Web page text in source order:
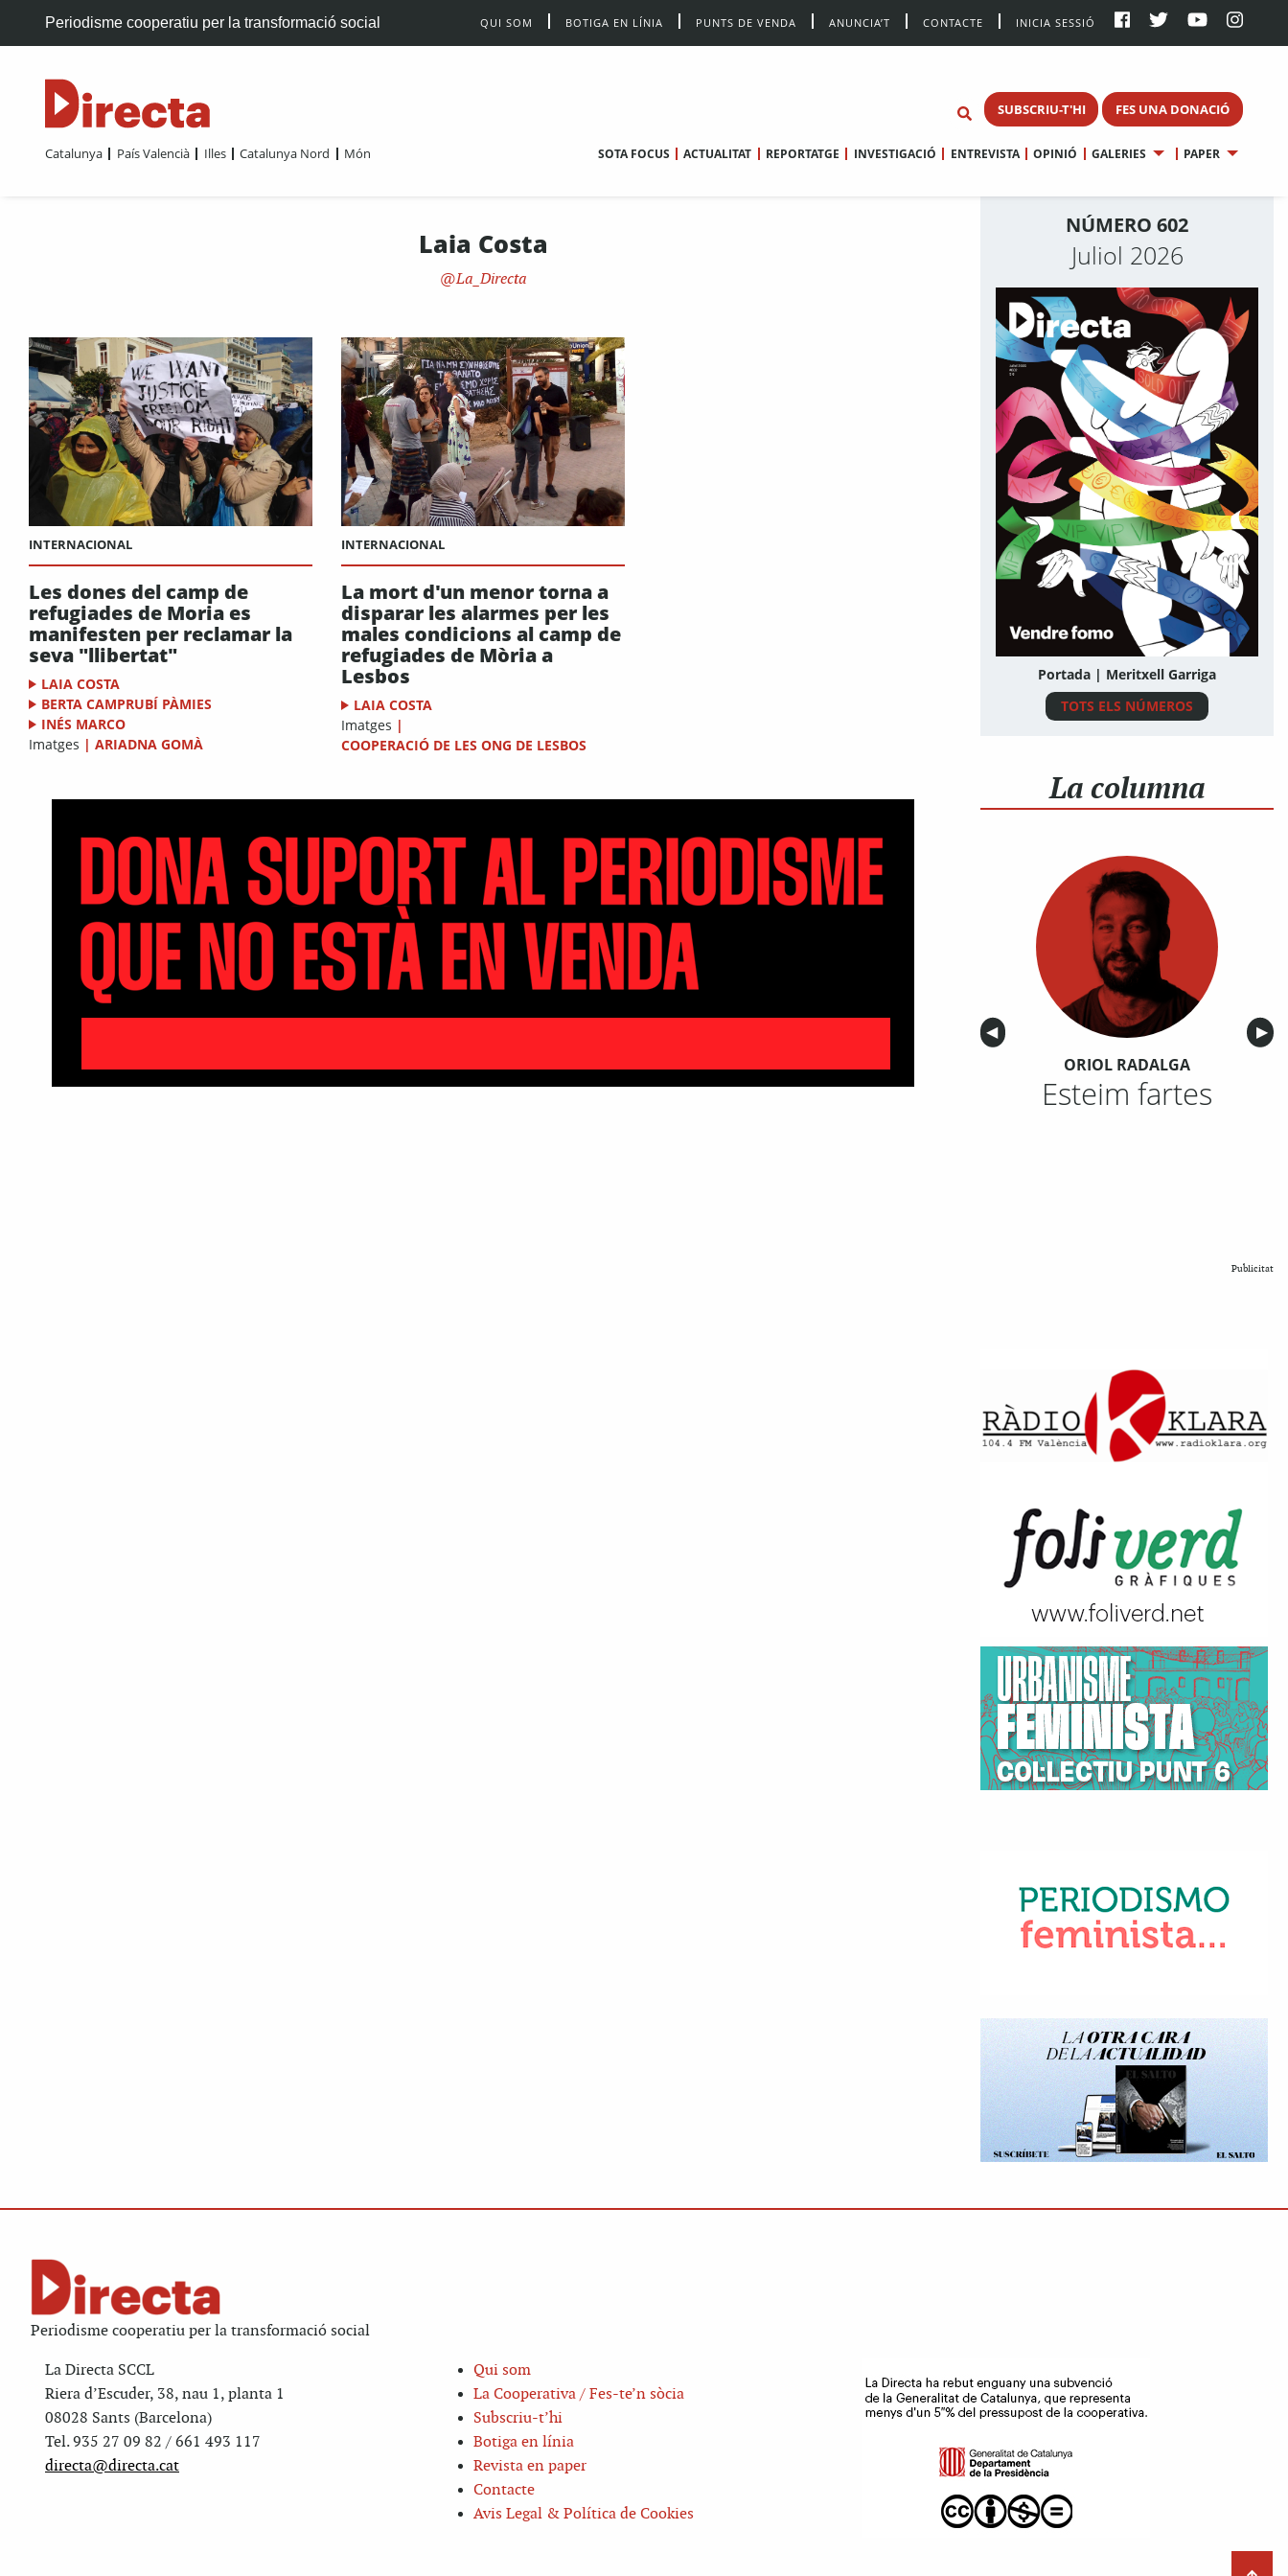
Periodisme cooperatiu per la transformació social QUI SOM BOTIGA EN LÍNIA PUNTS DE VENDA ANUNCIA’T CONTACTE INICIA SESSIÓ
SUBSCRIU-T'HI FES UNA DONACIÓ
Catalunya País Valencià Illes Catalunya Nord Món SOTA FOCUS ACTUALITAT REPORTATGE INVESTIGACIÓ ENTREVISTA OPINIÓ GALERIES PAPER
Laia Costa
La_Directa
INTERNACIONAL
Les dones del camp de
refugiades de Moria es
manifesten per reclamar la
seva "llibertat"
LAIA COSTA
BERTA CAMPRUBÍ PÀMIES
INÉS MARCO
Imatges | ARIADNA GOMÀ
INTERNACIONAL
La mort d'un menor torna a
disparar les alarmes per les
males condicions al camp de
refugiades de Mòria a
Lesbos
LAIA COSTA
Imatges |
COOPERACIÓ DE LES ONG DE LESBOS
NÚMERO 602
Juliol 2026
Portada | Meritxell Garriga
TOTS ELS NÚMEROS
La columna
Anterior
◀︎ ▶︎
ORIOL RADALGA
Esteim fartes
Publicitat
Periodisme cooperatiu per la transformació social
La Directa SCCL
Riera d’Escuder, 38, nau 1, planta 1
08028 Sants (Barcelona)
Tel. 935 27 09 82 / 661 493 117
directa@directa.cat
Qui som
La Cooperativa / Fes-te’n sòcia
Subscriu-t’hi
Botiga en línia
Revista en paper
Contacte
Avis Legal & Política de Cookies